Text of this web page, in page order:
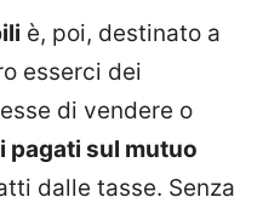
è, poi, destinato a
esserci dei
di vendere o
pagati sul mutuo
dalle tasse. Senza